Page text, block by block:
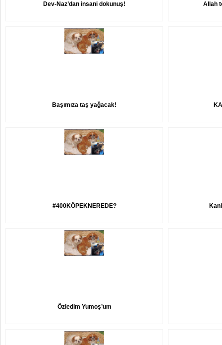
Dev-Naz’dan insani dokunuş! Allah
Başımıza taş yağacak!
#400KÖPEKNEREDE?
Özledim Yumoş’um